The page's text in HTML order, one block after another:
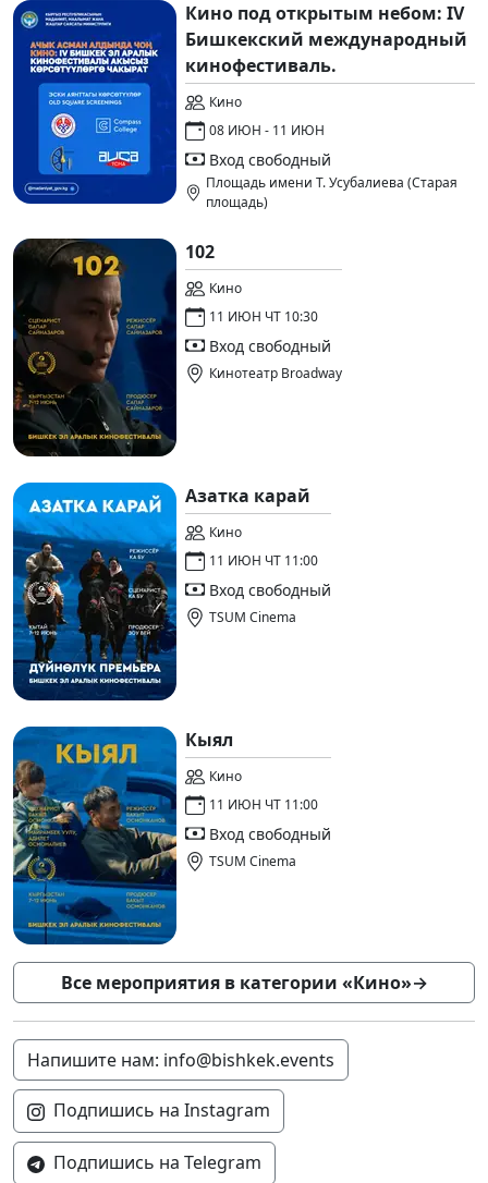
Кино под открытым небом: IV
Бишкекский международный
кинофестиваль.
Кино
08 ИЮН - 11 ИЮН
Вход свободный
Площадь имени Т. Усубалиева (Старая
площадь)
102
Кино
11 ИЮН ЧТ 10:30
Вход свободный
Кинотеатр Broadway
Азатка карай
Кино
11 ИЮН ЧТ 11:00
Вход свободный
TSUM Cinema
Кыял
Кино
11 ИЮН ЧТ 11:00
Вход свободный
TSUM Cinema
Все мероприятия в категории «Кино»→
Напишите нам: info@bishkek.events
Подпишись на Instagram
Подпишись на Telegram